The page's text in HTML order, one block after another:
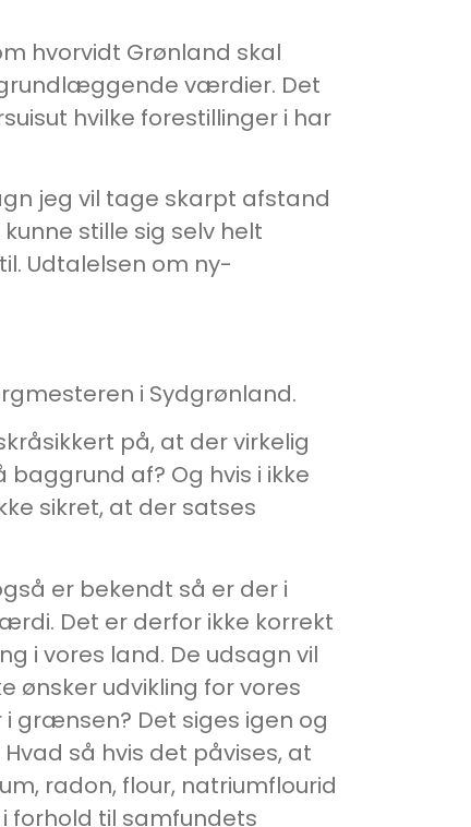
hvorvidt Grønland skal
værdier. Det
hvilke forestillinger i har
jeg vil tage skarpt afstand
stille sig selv helt
Udtalelsen om ny-
i Sydgrønland.
på, at der virkelig
af? Og hvis i ikke
sikret, at der satses
er bekendt så er der i
Det er derfor ikke korrekt
i vores land. De udsagn vil
ønsker udvikling for vores
grænsen? Det siges igen og
så hvis det påvises, at
radon, flour, natriumflourid
forhold til samfundets